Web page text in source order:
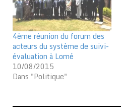
4ème réunion du forum des
acteurs du système de suivi-
évaluation à Lomé
10/08/2015
Dans "Politique"